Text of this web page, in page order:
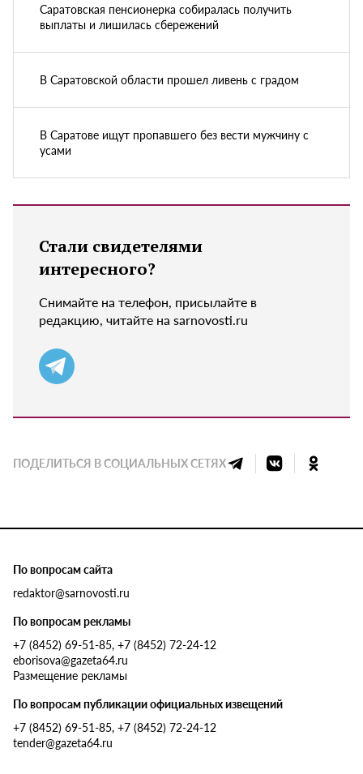
Саратовская пенсионерка собиралась получить
выплаты и лишилась сбережений
В Саратовской области прошел ливень с градом
В Саратове ищут пропавшего без вести мужчину с
усами
Стали свидетелями
интересного?
Снимайте на телефон, присылайте в
редакцию, читайте на sarnovosti.ru
ПОДЕЛИТЬСЯ В СОЦИАЛЬНЫХ СЕТЯХ
По вопросам сайта
redaktor@sarnovosti.ru
По вопросам рекламы
+7 (8452) 69-51-85, +7 (8452) 72-24-12
eborisova@gazeta64.ru
Размещение рекламы
По вопросам публикации официальных извещений
+7 (8452) 69-51-85, +7 (8452) 72-24-12
tender@gazeta64.ru